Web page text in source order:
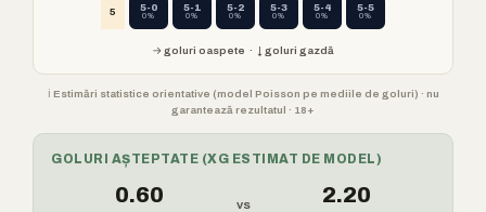
5 5-0
0%
5-1
0%
5-2
0%
5-3
0%
5-4
0%
5-5
0%
→ goluri oaspete · ↓ goluri gazdă
ℹ️ Estimări statistice orientative (model Poisson pe mediile de goluri) · nu
garantează rezultatul · 18+
GOLURI AȘTEPTATE (XG ESTIMAT DE MODEL)
0.60 vs 2.20